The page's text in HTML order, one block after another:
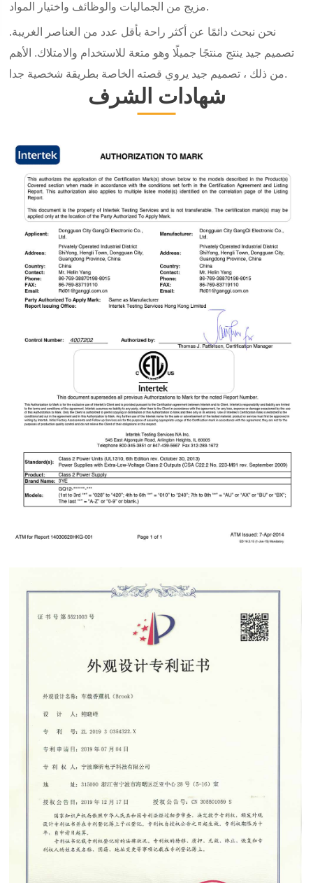
مزيج من الجماليات والوظائف واختيار المواد.
نحن نبحث دائمًا عن أكثر راحة بأقل عدد من العناصر الغريبة.
تصميم جيد ينتج منتجًا جميلًا وهو متعة للاستخدام والامتلاك. الأهم
من ذلك ، تصميم جيد يروي قصته الخاصة بطريقة شخصية جدا.
شهادات الشرف